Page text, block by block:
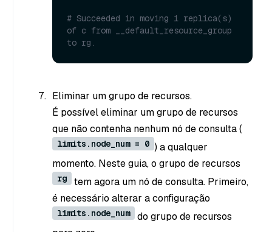
# Succeeded in moving 1 replica(s)
of c from __default_resource_group
to rg.
Eliminar um grupo de recursos.
É possível eliminar um grupo de recursos
que não contenha nenhum nó de consulta (
limits.node_num = 0 ) a qualquer
momento. Neste guia, o grupo de recursos
rg
tem agora um nó de consulta. Primeiro,
é necessário alterar a configuração
limits.node_num
do grupo de recursos